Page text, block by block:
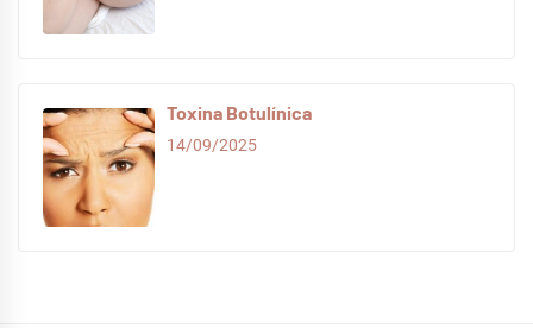
Toxina Botulínica
14/09/2025